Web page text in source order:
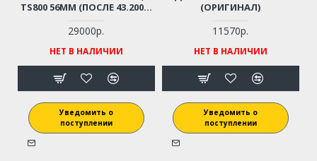
TS800 56ММ (ПОСЛЕ 43.2007)
29000р.
НЕТ В НАЛИЧИИ
Уведомить о
поступлении
(ОРИГИНАЛ)
11570р.
НЕТ В НАЛИЧИИ
Уведомить о
поступлении